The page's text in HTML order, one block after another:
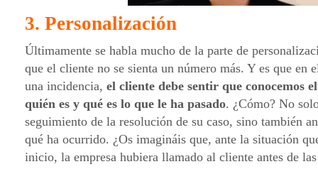
3. Personalización
Últimamente se habla mucho de la parte de
que el cliente no se sienta un número más. Y es que en
una incidencia, el cliente debe sentir que conocemos
quién es y qué es lo que le ha pasado. ¿Cómo? No
seguimiento de la resolución de su caso, sino también
qué ha ocurrido. ¿Os imagináis que, ante la situación
inicio, la empresa hubiera llamado al cliente antes de